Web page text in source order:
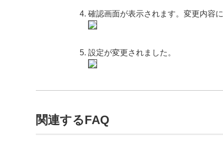
確認画面が表示されます。変更内容
設定が変更されました。
関連するFAQ